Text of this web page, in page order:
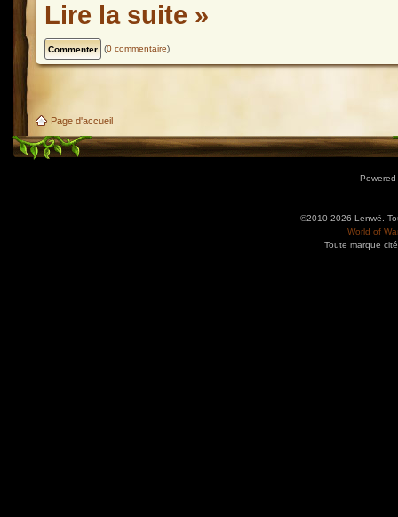
Lire la suite »
(0 commentaire)
Page d'accueil
©2010-2026 Lenwë.
World of
Toute marque